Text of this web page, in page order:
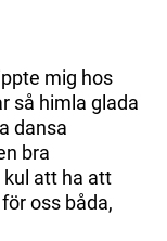
mig hos
så himla glada
dansa
bra
att ha att
oss båda,